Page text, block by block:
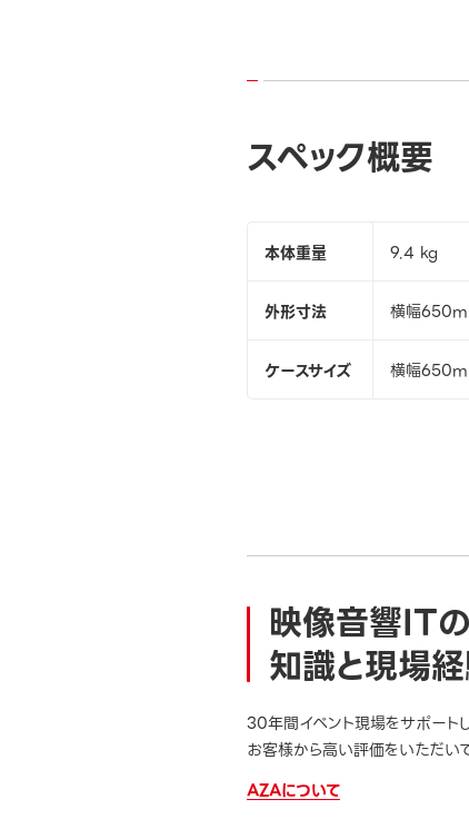
スペック概要
本体重量 9.4 kg
外形寸法 横幅
ケースサイズ 横幅
映像音響ITの
知識と現場
30年間イベント現場をサポート
お客様から高い評価をいただい
AZAについて